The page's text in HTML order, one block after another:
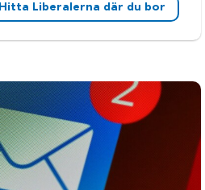
Hitta Liberalerna där du bor